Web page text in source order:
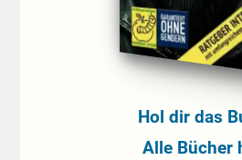
Hol dir das
Alle Bücher